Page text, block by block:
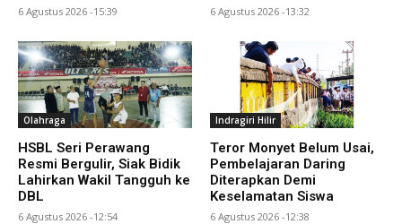
6 Agustus 2026 -15:39 6 Agustus 2026 -13:32
Olahraga
HSBL Seri Perawang
Resmi Bergulir, Siak Bidik
Lahirkan Wakil Tangguh ke
DBL
6 Agustus 2026 -12:54
Indragiri Hilir
Teror Monyet Belum Usai,
Pembelajaran Daring
Diterapkan Demi
Keselamatan Siswa
6 Agustus 2026 -12:38